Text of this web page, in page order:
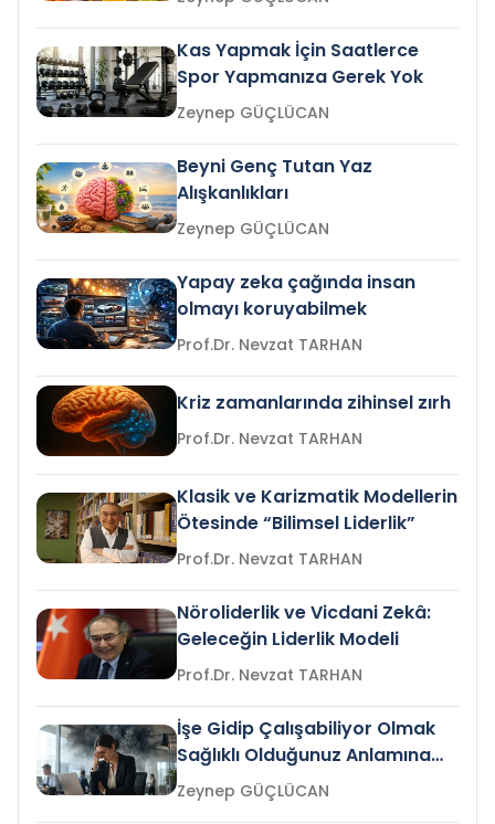
Kas Yapmak İçin Saatlerce
Spor Yapmanıza Gerek Yok
Zeynep GÜÇLÜCAN
Beyni Genç Tutan Yaz
Alışkanlıkları
Zeynep GÜÇLÜCAN
Yapay zeka çağında insan
olmayı koruyabilmek
Prof.Dr. Nevzat TARHAN
Kriz zamanlarında zihinsel zırh
Prof.Dr. Nevzat TARHAN
Klasik ve Karizmatik Modellerin
Ötesinde “Bilimsel Liderlik”
Prof.Dr. Nevzat TARHAN
Nöroliderlik ve Vicdani Zekâ:
Geleceğin Liderlik Modeli
Prof.Dr. Nevzat TARHAN
İşe Gidip Çalışabiliyor Olmak
Sağlıklı Olduğunuz Anlamına
Gelir mi?Zeynep GÜÇLÜCAN